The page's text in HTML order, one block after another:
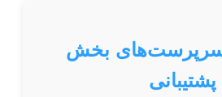
سرپرست‌های بخش
پشتیبانی